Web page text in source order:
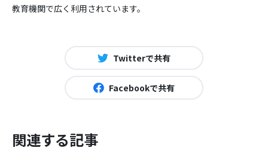
教育機関で広く利用されています。
Twitterで共有
Facebookで共有
関連する記事